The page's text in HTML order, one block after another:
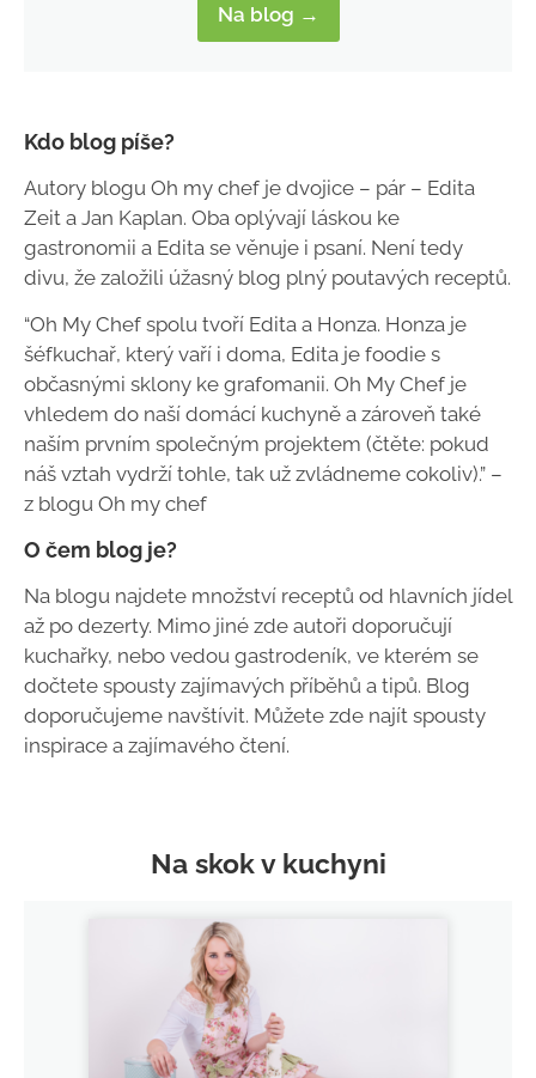
Na blog →
Kdo blog píše?
Autory blogu Oh my chef je dvojice – pár – Edita
Zeit a Jan Kaplan. Oba oplývají láskou ke
gastronomii a Edita se věnuje i psaní. Není tedy
divu, že založili úžasný blog plný poutavých receptů.
“Oh My Chef spolu tvoří Edita a Honza. Honza je
šéfkuchař, který vaří i doma, Edita je foodie s
občasnými sklony ke grafomanii. Oh My Chef je
vhledem do naší domácí kuchyně a zároveň také
naším prvním společným projektem (čtěte: pokud
náš vztah vydrží tohle, tak už zvládneme cokoliv).” –
z blogu Oh my chef
O čem blog je?
Na blogu najdete množství receptů od hlavních jídel
až po dezerty. Mimo jiné zde autoři doporučují
kuchařky, nebo vedou gastrodeník, ve kterém se
dočtete spousty zajímavých příběhů a tipů. Blog
doporučujeme navštívit. Můžete zde najít spousty
inspirace a zajímavého čtení.
Na skok v kuchyni